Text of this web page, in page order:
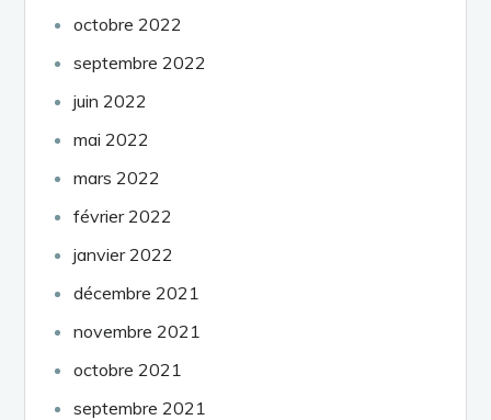
octobre 2022
septembre 2022
juin 2022
mai 2022
mars 2022
février 2022
janvier 2022
décembre 2021
novembre 2021
octobre 2021
septembre 2021